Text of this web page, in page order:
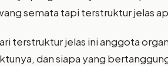
semata tapi terstruktur jelas
terstruktur jelas ini anggota
dan siapa yang